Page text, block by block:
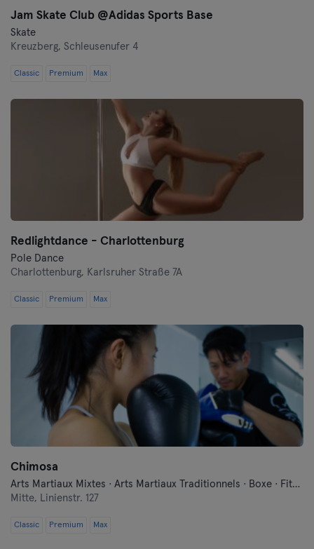
Jam Skate Club @Adidas Sports Base
Skate
Kreuzberg, Schleusenufer 4
Classic Premium Max
Redlightdance - Charlottenburg
Pole Dance
Charlottenburg, Karlsruher Straße 7A
Classic Premium Max
Chimosa
Arts Martiaux Mixtes · Arts Martiaux Traditionnels · Boxe · Fitness · Free Fight · Qi Gong et Tai Chi · Self-défense
Mitte, Linienstr. 127
Classic Premium Max